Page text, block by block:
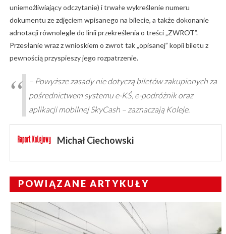
uniemożliwiający odczytanie) i trwałe wykreślenie numeru
dokumentu ze zdjęciem wpisanego na bilecie, a także dokonanie
adnotacji równolegle do linii przekreślenia o treści „ZWROT”.
Przesłanie wraz z wnioskiem o zwrot tak „opisanej” kopii biletu z
pewnością przyspieszy jego rozpatrzenie.
– Powyższe zasady nie dotyczą biletów zakupionych za
pośrednictwem systemu e-KŚ, e-podróżnik oraz
aplikacji mobilnej SkyCash – zaznaczają Koleje.
Michał Ciechowski
POWIĄZANE ARTYKUŁY